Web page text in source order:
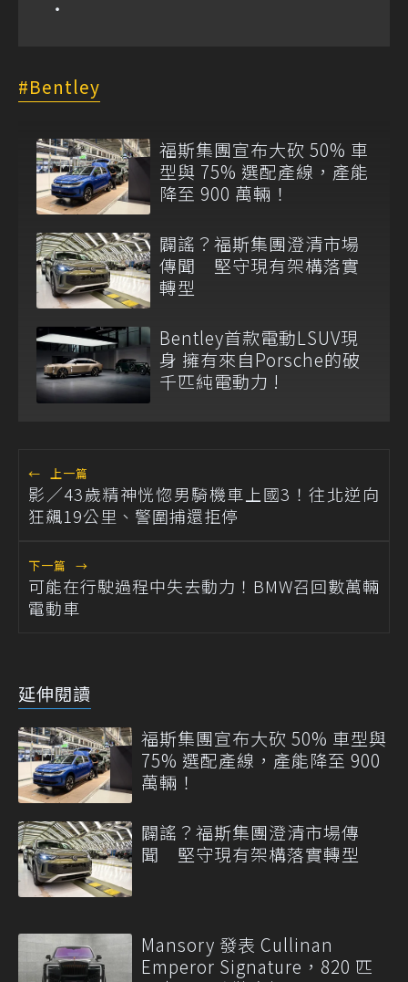
Bentley
福斯集團宣布大砍 50% 車
型與 75% 選配產線，產能
降至 900 萬輛！
闢謠？福斯集團澄清市場
傳聞 堅守現有架構落實
轉型
Bentley首款電動LSUV現
身 擁有來自Porsche的破
千匹純電動力 !
← 上一篇
影／43歲精神恍惚男騎機車上國3！往北逆向
狂飆19公里、警圍捕還拒停
下一篇 →
可能在行駛過程中失去動力！BMW召回數萬輛
電動車
延伸閱讀
福斯集團宣布大砍 50% 車型與
75% 選配產線，產能降至 900
萬輛！
闢謠？福斯集團澄清市場傳
聞 堅守現有架構落實轉型
Mansory 發表 Cullinan
Emperor Signature，820 匹